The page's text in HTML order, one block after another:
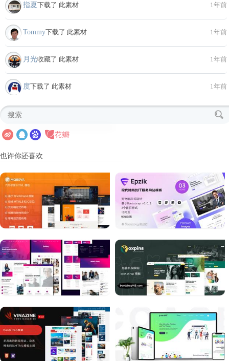
指夏下载了 此素材 1年前
Tommy下载了 此素材 1年前
月光收藏了 此素材 1年前
度下载了 此素材 1年前
也许你还喜欢